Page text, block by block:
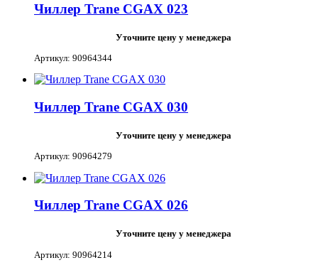
Чиллер Trane CGAX 023
Уточните цену у менеджера
Артикул: 90964344
Чиллер Trane CGAX 030
Уточните цену у менеджера
Артикул: 90964279
Чиллер Trane CGAX 026
Уточните цену у менеджера
Артикул: 90964214